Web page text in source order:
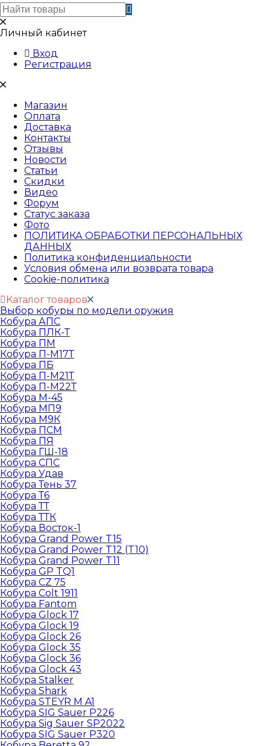
Личный кабинет
Вход
Регистрация
Магазин
Оплата
Доставка
Контакты
Отзывы
Новости
Статьи
Скидки
Видео
Форум
Статус заказа
Фото
ПОЛИТИКА ОБРАБОТКИ ПЕРСОНАЛЬНЫХ
ДАННЫХ​
Политика конфиденциальности
Условия обмена или возврата товара
Cookie-политика
Каталог товаров
Выбор кобуры по модели оружия
Кобура АПС
Кобура ПЛК-Т
Кобура ПМ
Кобура П-М17Т
Кобура ПБ
Кобура П-М21Т
Кобура П-М22Т
Кобура М-45
Кобура МП9
Кобура М9К
Кобура ПСМ
Кобура ПЯ
Кобура ГШ-18
Кобура СПС
Кобура Удав
Кобура Тень 37
Кобура Т6
Кобура ТТ
Кобура ТТК
Кобура Восток-1
Кобура Grand Power T15
Кобура Grand Power T12 (T10)
Кобура Grand Power T11
Кобура GP TQ1
Кобура CZ 75
Кобура Colt 1911
Кобура Fantom
Кобура Glock 17
Кобура Glock 19
Кобура Glock 26
Кобура Glock 35
Кобура Glock 36
Кобура Glock 43
Кобура Stalker
Кобура Shark
Кобура STEYR M A1
Кобура SIG Sauer P226
Кобура Sig Sauer SP2022
Кобура SIG Sauer P320